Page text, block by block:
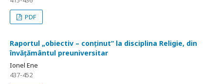
PDF
Raportul „obiectiv – conținut“ la disciplina Religie, din
învățământul preuniversitar
Ionel Ene
437-452